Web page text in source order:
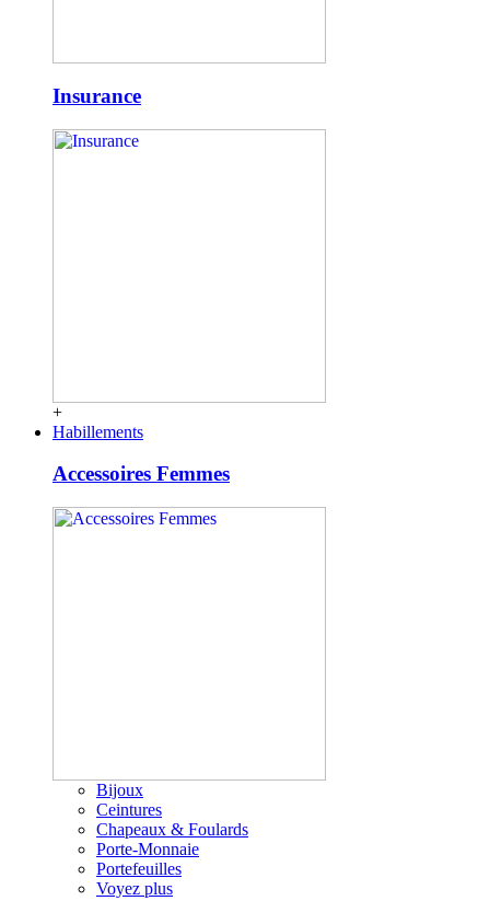
Insurance
+
Habillements
Accessoires Femmes
Bijoux
Ceintures
Chapeaux & Foulards
Porte-Monnaie
Portefeuilles
Voyez plus